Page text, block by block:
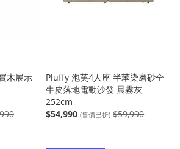
木展示
Pluffy 泡芙4人座 半苯染磨砂全
牛皮落地電動沙發 晨霧灰
252cm
$54,990 (售價已折) $59,990